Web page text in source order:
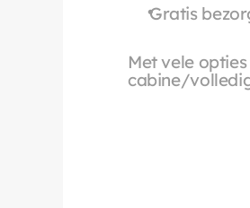
Gratis
Met vele
cabine/